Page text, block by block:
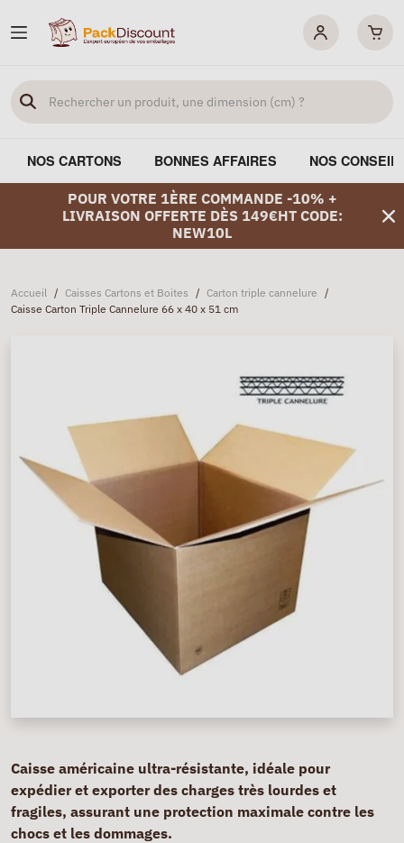
NOS CARTONS BONNES AFFAIRES NOS
POUR VOTRE 1ÈRE COMMANDE -10% +
LIVRAISON OFFERTE DÈS 149€HT CODE:
NEW10L
Accueil / Caisses Cartons et Boites / Carton triple cannelure /
Caisse Carton Triple Cannelure 66 x 40 x 51 cm
Caisse américaine ultra-résistante, idéale pour
expédier et exporter des charges très lourdes et
fragiles, assurant une protection maximale contre les
chocs et les dommages.